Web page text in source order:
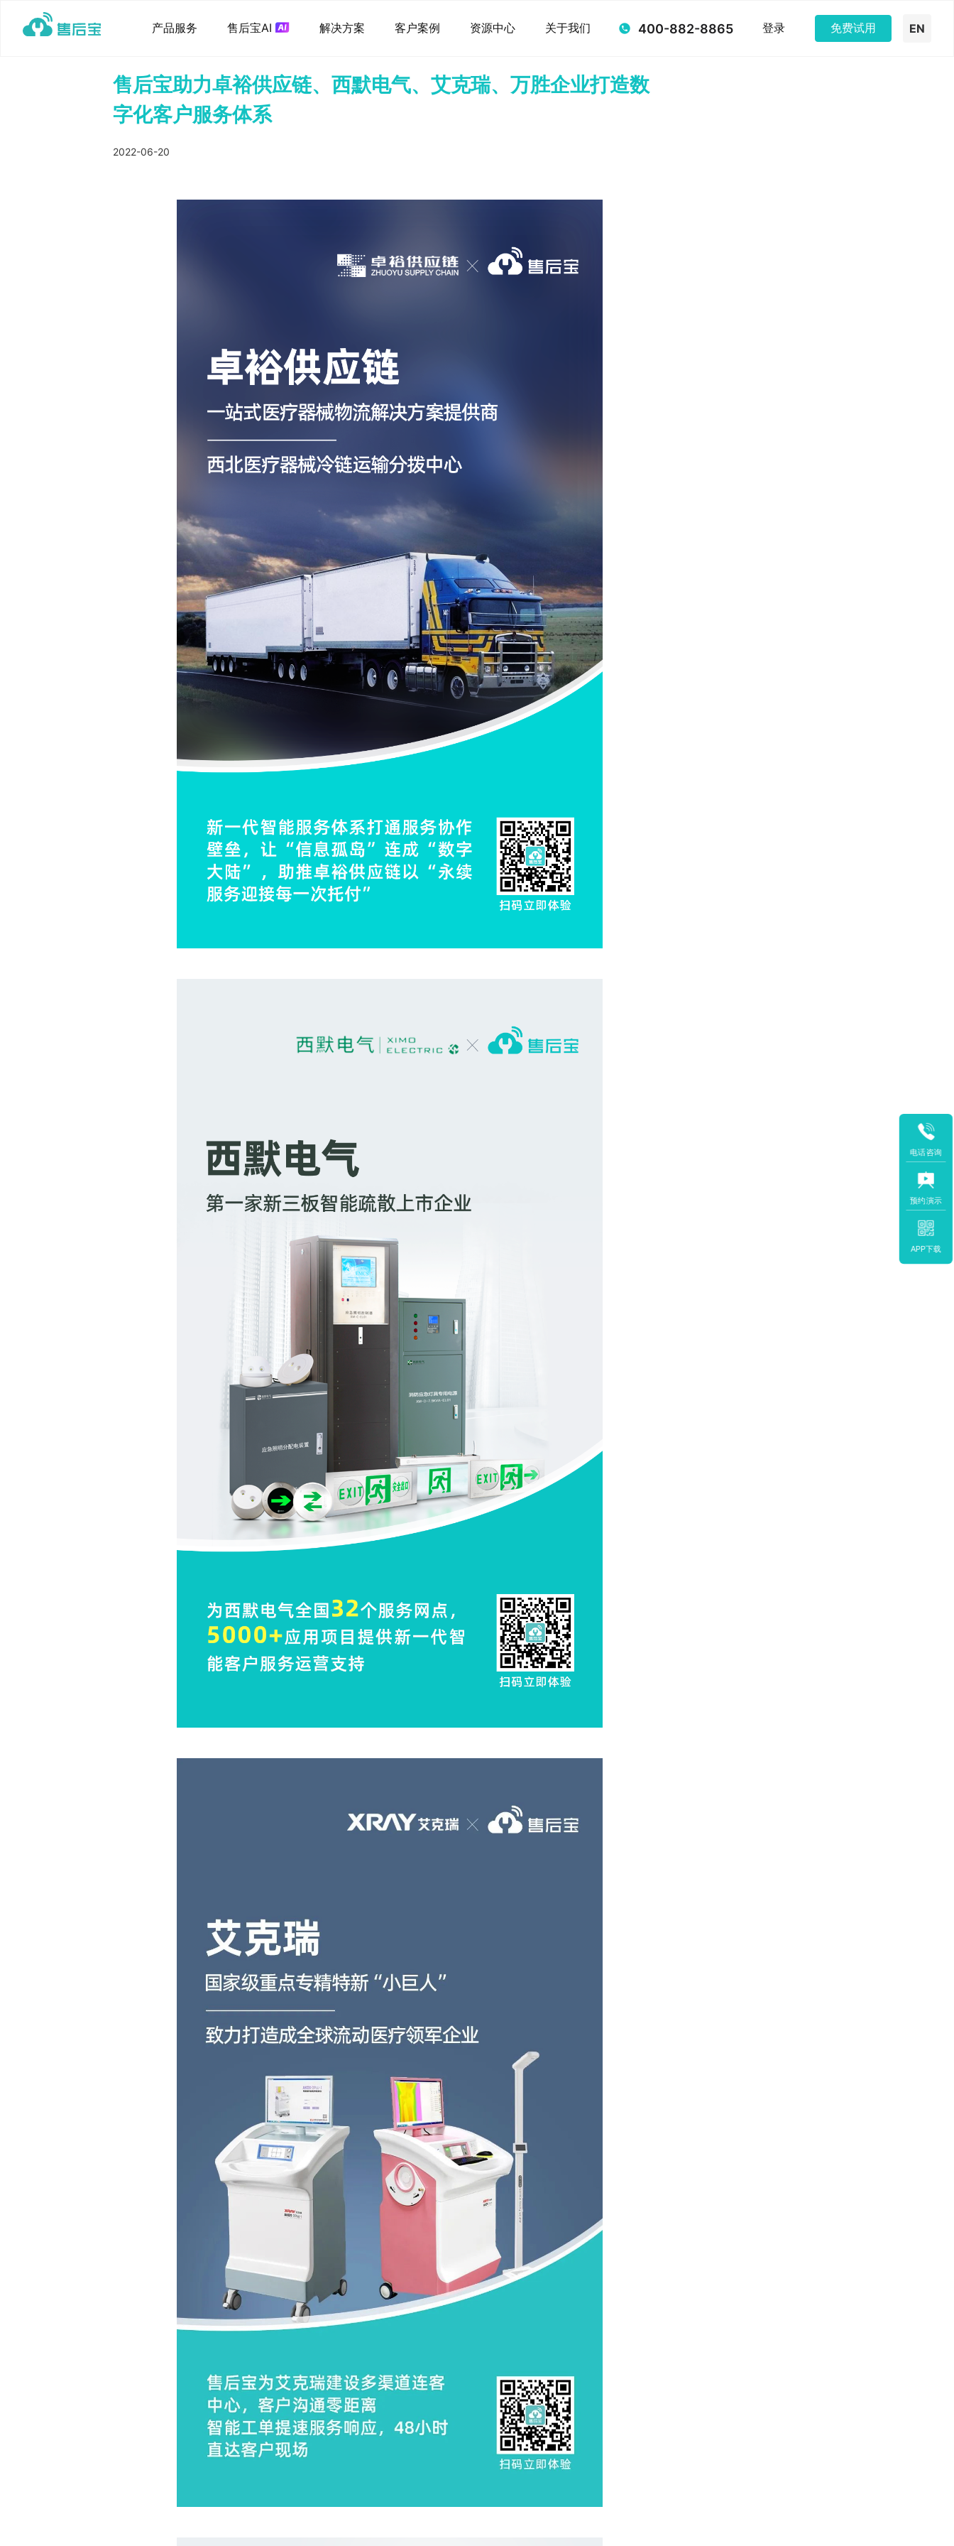
产品服务 售后宝AI 解决方案 客户案例 资源中心 关于我们 400-882-8865 登录 免费试用 EN
售后宝助力卓裕供应链、西默电气、艾克瑞、万胜企业打造数
字化客户服务体系
2022-06-20
电话咨询
预约演示
APP下载